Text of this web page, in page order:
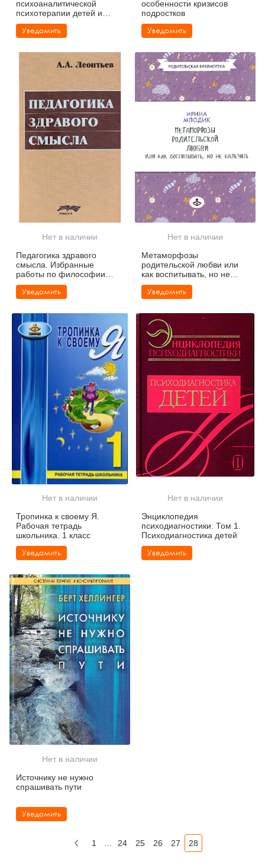
психоаналитической
психотерапии детей и
подростков
Уведомить
особенности кризисов
подростков
Уведомить
Нет в наличии
Педагогика здравого
смысла. Избранные
работы по философии
образования и
педагогической психологии
Уведомить
Нет в наличии
Метаморфозы
родительской любви или
как воспитывать, но не
калечить
Уведомить
Нет в наличии
Тропинка к своему Я.
Рабочая тетрадь
школьника. 1 класс
Уведомить
Нет в наличии
Энциклопедия
психодиагностики. Том 1.
Психодиагностика детей
Уведомить
Нет в наличии
Источнику не нужно
спрашивать пути
Уведомить
1 24 25 26 27 28